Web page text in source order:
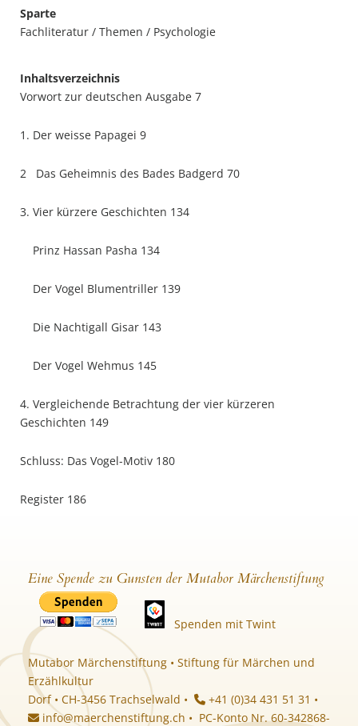
Sparte
Fachliteratur / Themen / Psychologie
Inhaltsverzeichnis
Vorwort zur deutschen Ausgabe 7
1. Der weisse Papagei 9
2 Das Geheimnis des Bades Badgerd 70
3. Vier kürzere Geschichten 134
Prinz Hassan Pasha 134
Der Vogel Blumentriller 139
Die Nachtigall Gisar 143
Der Vogel Wehmus 145
4. Vergleichende Betrachtung der vier kürzeren
Geschichten 149
Schluss: Das Vogel-Motiv 180
Register 186
Eine Spende zu Gunsten der Mutabor Märchenstiftung
Spenden mit Twint
Mutabor Märchenstiftung • Stiftung für Märchen und
Erzählkultur
Dorf • CH-3456 Trachselwald •
+41 (0)34 431 51 31 •
info@maerchenstiftung.ch • PC-Konto Nr. 60-342868-